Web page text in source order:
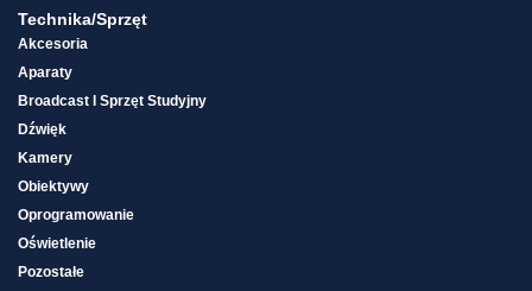
Technika/sprzęt
Akcesoria
Aparaty
Broadcast I Sprzęt Studyjny
Dźwięk
Kamery
Obiektywy
Oprogramowanie
Oświetlenie
Pozostałe